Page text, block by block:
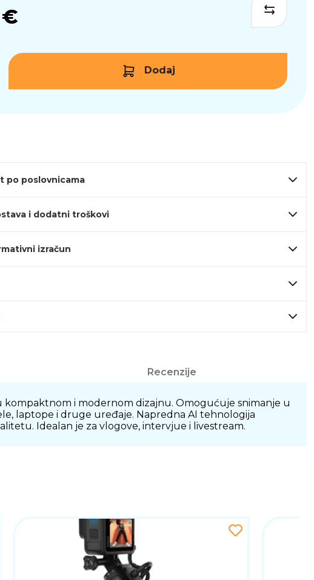
€
Dodaj
po poslovnicama
i dodatni troškovi
izračun
Recenzije
kompaktnom i modernom dizajnu. Omogućuje snimanje u
laptope i druge uređaje. Napredna AI tehnologija
Idealan je za vlogove, intervjue i livestream.